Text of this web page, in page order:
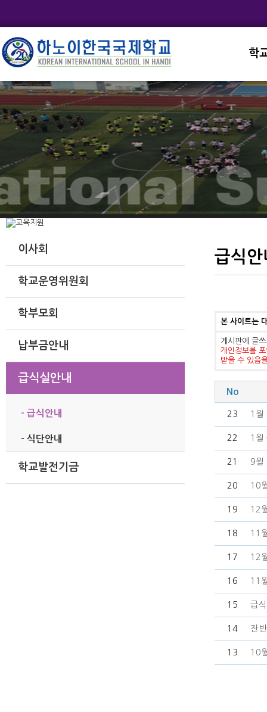
학
교
학
학
학
학
이사회
학교운영위원회
학부모회
납부금안내
급식실안내
- 급식안내
- 식단안내
학교발전기금
급식안
본 사이트는
게시판에 글
개인정보를
받을 수 있음
No
23 1월
22 1월
21 9월
20 10
19 12
18 11
17 12
16 11
15 급
14 잔
13 10